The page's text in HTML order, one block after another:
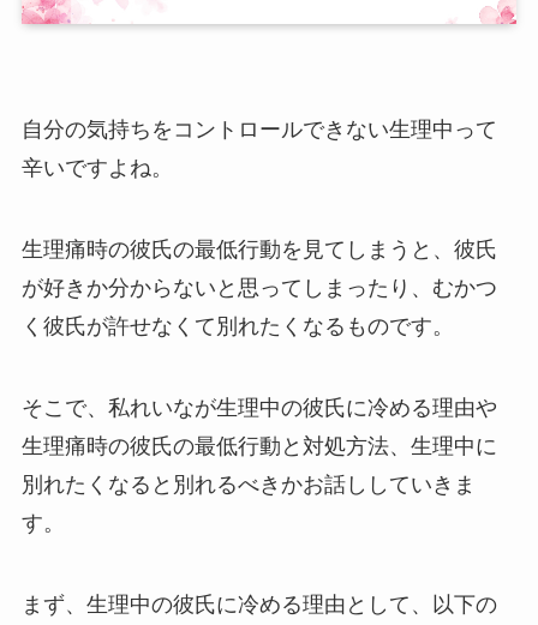
自分の気持ちをコントロールできない生理中って
辛いですよね。
生理痛時の彼氏の最低行動を見てしまうと、彼氏
が好きか分からないと思ってしまったり、むかつ
く彼氏が許せなくて別れたくなるものです。
そこで、私れいなが生理中の彼氏に冷める理由や
生理痛時の彼氏の最低行動と対処方法、生理中に
別れたくなると別れるべきかお話ししていきま
す。
まず、生理中の彼氏に冷める理由として、以下の